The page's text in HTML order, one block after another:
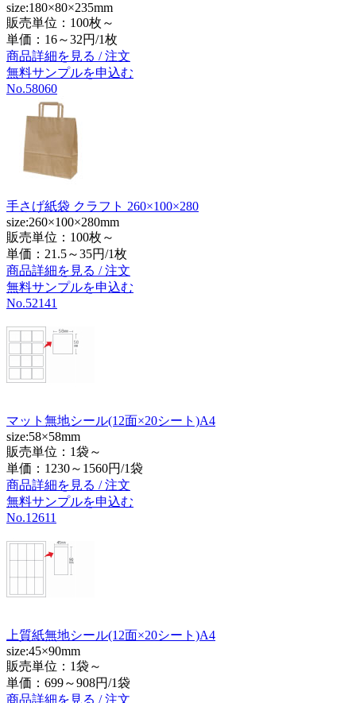
size:180×80×235mm
販売単位：100枚～
単価： 16～32円/1枚
商品詳細を見る / 注文
無料サンプルを申込む
No.58060
手さげ紙袋 クラフト 260×100×280
size:260×100×280mm
販売単位：100枚～
単価： 21.5～35円/1枚
商品詳細を見る / 注文
無料サンプルを申込む
No.52141
マット無地シール(12面×20シート)A4
size:58×58mm
販売単位：1袋～
単価： 1230～1560円/1袋
商品詳細を見る / 注文
無料サンプルを申込む
No.12611
上質紙無地シール(12面×20シート)A4
size:45×90mm
販売単位：1袋～
単価： 699～908円/1袋
商品詳細を見る / 注文